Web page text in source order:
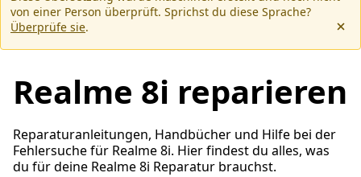
von einer Person überprüft. Sprichst du diese Sprache?
Überprüfe sie.
Realme 8i reparieren
Reparaturanleitungen, Handbücher und Hilfe bei der
Fehlersuche für Realme 8i. Hier findest du alles, was
du für deine Realme 8i Reparatur brauchst.